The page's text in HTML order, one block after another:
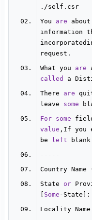
. /
You are about
information
What you are
called
a
There are
leave some
For some
value ,If you
be
left
-----
Country Name
State or
Some -